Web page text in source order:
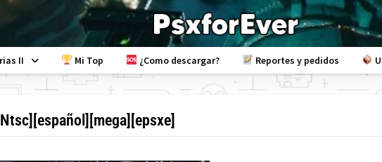
II Mi Top ¿Como descargar? Reportes y pedidos